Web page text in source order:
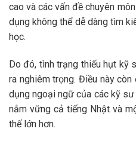
cao và các vấn đề chuyên
dụng không thể dễ dàng tìm
học.
Do đó, tình trạng thiếu hụt kỹ
ra nghiêm trọng. Điều này
dụng ngoại ngữ của các kỹ
nắm vững cả tiếng Nhật và
thế lớn hơn.